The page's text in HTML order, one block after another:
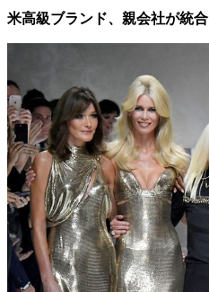
米高級ブランド、親会社が統合